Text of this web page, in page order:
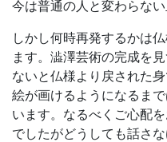
今は普通の人と変わらない
しかし何時再発するかは
ます。澁澤芸術の完成を
ないと仏様より戻された
絵が画けるようになるま
います。なるべくご心配
でしたがどうしても話さ